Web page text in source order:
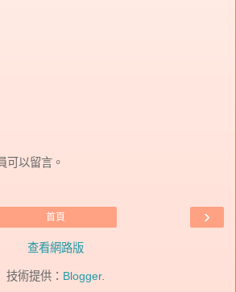
可以留言。
›
首頁
查看網路版
技術提供： Blogger.